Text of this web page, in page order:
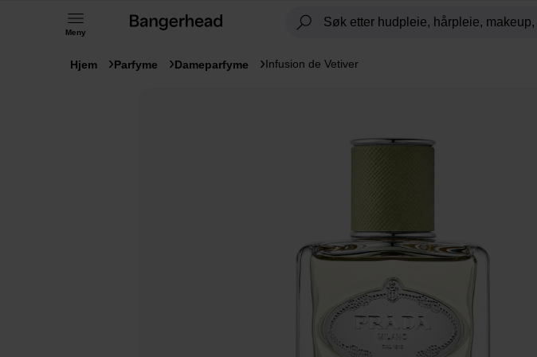
Meny
Hjem Parfyme Dameparfyme Infusion de Vetiver